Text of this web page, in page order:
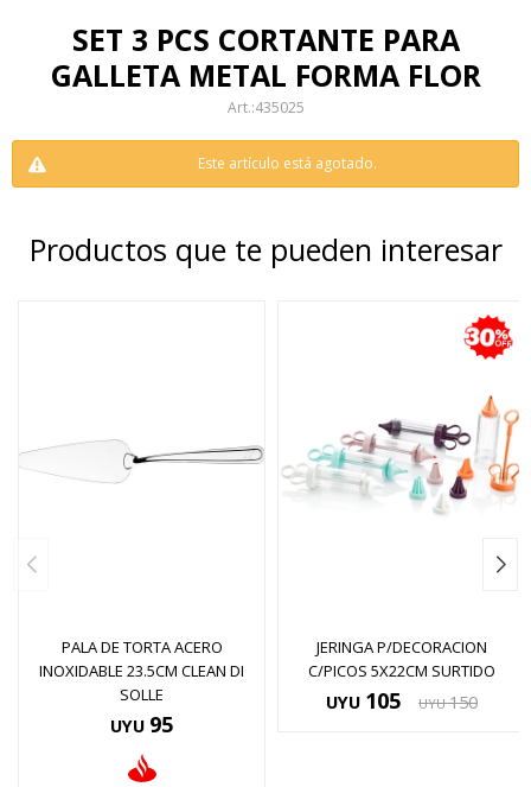
SET 3 PCS CORTANTE PARA
GALLETA METAL FORMA FLOR
435025
Este artículo está agotado.
Productos que te pueden interesar
PALA DE TORTA ACERO
INOXIDABLE 23.5CM CLEAN DI
SOLLE
UYU 95
JERINGA P/DECORACION
C/PICOS 5X22CM SURTIDO
UYU 105 UYU 150